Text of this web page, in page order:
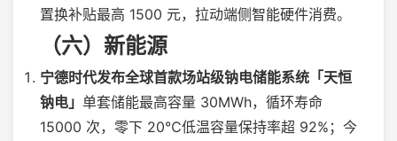
置换补贴最高 1500 元，拉动端侧智能硬件消费。
（六）新能源
宁德时代发布全球首款场站级钠电储能系统「天恒
钠电」 单套储能最高容量 30MWh，循环寿命
15000 次，零下 20℃低温容量保持率超 92%；今